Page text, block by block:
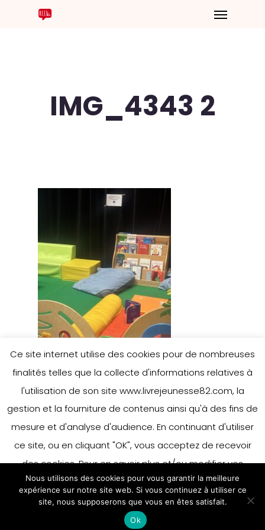
IMG_4343 2
Ce site internet utilise des cookies pour de nombreuses
finalités telles que la collecte d'informations relatives à
l'utilisation de son site www.livrejeunesse82.com, la
gestion et la fourniture de contenus ainsi qu'à des fins de
mesure et d'analyse d'audience. En continuant d'utiliser
ce site, ou en cliquant "OK", vous acceptez de recevoir
des cookies. Pour en savoir plus et/ou modifier vos
préférences en matière de cookies, merci de vous référer
à notre politique sur les cookies.
Accepter
En savoir plus
Nous utilisons des cookies pour vous garantir la meilleure
expérience sur notre site web. Si vous continuez à utiliser ce
site, nous supposerons que vous en êtes satisfait.
Ok